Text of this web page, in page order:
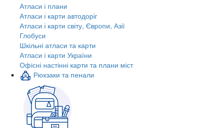
Атласи і плани
Атласи і карти автодоріг
Атласи і карти світу, Європи, Азії
Глобуси
Шкільні атласи та карти
Атласи і карти України
Офісні настінні карти та плани міст
Рюкзаки та пенали